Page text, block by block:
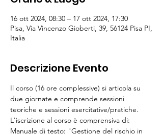
16 ott 2024, 08:30 – 17 ott 2024, 17:30
Pisa, Via Vincenzo Gioberti, 39, 56124 Pisa PI,
Italia
Descrizione Evento
Il corso (16 ore complessive) si articola su
due giornate e comprende sessioni
teoriche e sessioni esercitative/pratiche.
L'iscrizione al corso è comprensiva di:
Manuale di testo: "Gestione del rischio in